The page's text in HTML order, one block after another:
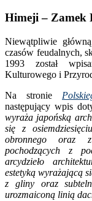
Himeji – Zamek
Niewątpliwie
czasów feudalnych,
1993 został
Kulturowego i
Na stronie
następujący wpis
wyraża japońską
się z
obronnego oraz z
pochodzących z
arcydzieło
estetyką wyrażającą
z gliny oraz
urozmaiconą linią